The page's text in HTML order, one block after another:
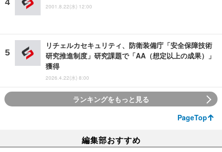
2001.8.22(水) 12:00
リチェルカセキュリティ、防衛装備庁「安全保障技術
研究推進制度」研究課題で「AA（想定以上の成果）」
獲得
2026.4.22(水) 8:00
ランキングをもっと見る
PageTop
編集部おすすめ